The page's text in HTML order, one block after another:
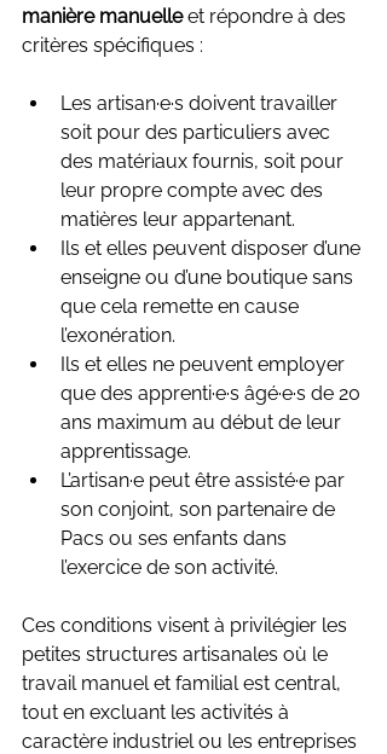
manière manuelle et répondre à des
critères spécifiques :
Les artisan·e·s doivent travailler
soit pour des particuliers avec
des matériaux fournis, soit pour
leur propre compte avec des
matières leur appartenant.
Ils et elles peuvent disposer d’une
enseigne ou d’une boutique sans
que cela remette en cause
l’exonération.
Ils et elles ne peuvent employer
que des apprenti·e·s âgé·e·s de 20
ans maximum au début de leur
apprentissage.
L’artisan·e peut être assisté·e par
son conjoint, son partenaire de
Pacs ou ses enfants dans
l’exercice de son activité.
Ces conditions visent à privilégier les
petites structures artisanales où le
travail manuel et familial est central,
tout en excluant les activités à
caractère industriel ou les entreprises